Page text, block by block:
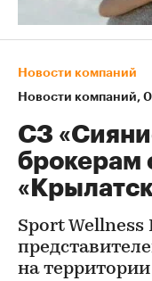
Новости компаний
Новости компаний⁠,
СЗ
брокерам
Sport Wellness
на